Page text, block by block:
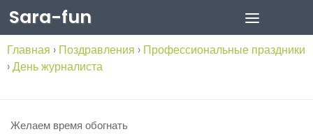
Skip to content
Sara-fun
Главная › Поздравления › Профессиональные праздники
›День журналиста
Желаем время обогнать